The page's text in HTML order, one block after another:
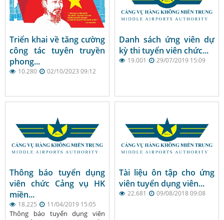
Triển khai về tăng cường
công tác tuyên truyền
phong...
10.280 02/10/2023 09:12
Danh sách ứng viên dự
kỳ thi tuyển viên chức...
19.001 29/07/2019 15:09
Thông báo tuyển dụng
viên chức Cảng vụ HK
miền...
18.225 11/04/2019 15:05
Thông báo tuyển dụng viên
Tài liệu ôn tập cho ứng
viên tuyển dụng viên...
22.681 09/08/2018 09:08